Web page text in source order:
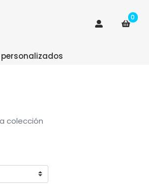
0
colección